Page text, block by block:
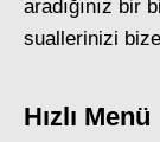
aradığınız
suallerinizi
Hızlı Menü